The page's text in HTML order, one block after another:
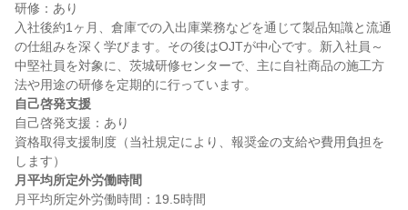
研修：あり
入社後約1ヶ月、倉庫での入出庫業務などを通じて製品知識と流通
の仕組みを深く学びます。その後はOJTが中心です。新入社員～
中堅社員を対象に、茨城研修センターで、主に自社商品の施工方
自己啓発支援
自己啓発支援：あり
資格取得支援制度（当社規定により、報奨金の支給や費用負担を
月平均所定外労働時間